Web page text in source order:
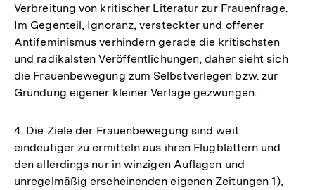
Verbreitung von kritischer Literatur zur Frauenfrage.
Im Gegenteil, Ignoranz, versteckter und offener
Antifeminismus verhindern gerade die kritischsten
und radikalsten Veröffentlichungen; daher sieht sich
die Frauenbewegung zum Selbstverlegen bzw. zur
Gründung eigener kleiner Verlage gezwungen.
4. Die Ziele der Frauenbewegung sind weit
eindeutiger zu ermitteln aus ihren Flugblättern und
den allerdings nur in winzigen Auflagen und
unregelmäßig erscheinenden eigenen Zeitungen 1),